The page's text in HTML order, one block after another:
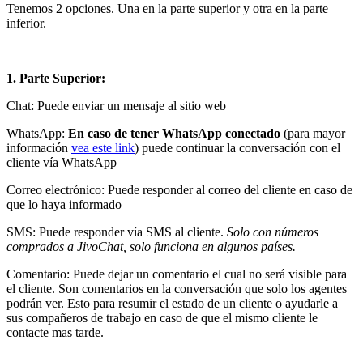
Tenemos 2 opciones. Una en la parte superior y otra en la parte
inferior.
1. Parte Superior:
Chat: Puede enviar un mensaje al sitio web
WhatsApp: En caso de tener WhatsApp conectado (para mayor
información vea este link) puede continuar la conversación con el
cliente vía WhatsApp
Correo electrónico: Puede responder al correo del cliente en caso de
que lo haya informado
SMS: Puede responder vía SMS al cliente. Solo con números
comprados a JivoChat, solo funciona en algunos países.
Comentario: Puede dejar un comentario el cual no será visible para
el cliente. Son comentarios en la conversación que solo los agentes
podrán ver. Esto para resumir el estado de un cliente o ayudarle a
sus compañeros de trabajo en caso de que el mismo cliente le
contacte mas tarde.